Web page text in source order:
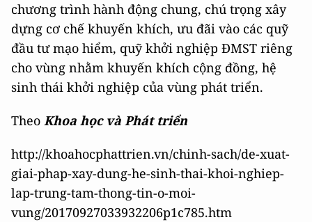
chương trình hành động chung, chú trọng xây
dựng cơ chế khuyến khích, ưu đãi vào các quỹ
đầu tư mạo hiểm, quỹ khởi nghiệp ĐMST riêng
cho vùng nhằm khuyến khích cộng đồng, hệ
sinh thái khởi nghiệp của vùng phát triển.
Theo Khoa học và Phát triển
http://khoahocphattrien.vn/chinh-sach/de-xuat-
giai-phap-xay-dung-he-sinh-thai-khoi-nghiep-
lap-trung-tam-thong-tin-o-moi-
vung/20170927033932206p1c785.htm